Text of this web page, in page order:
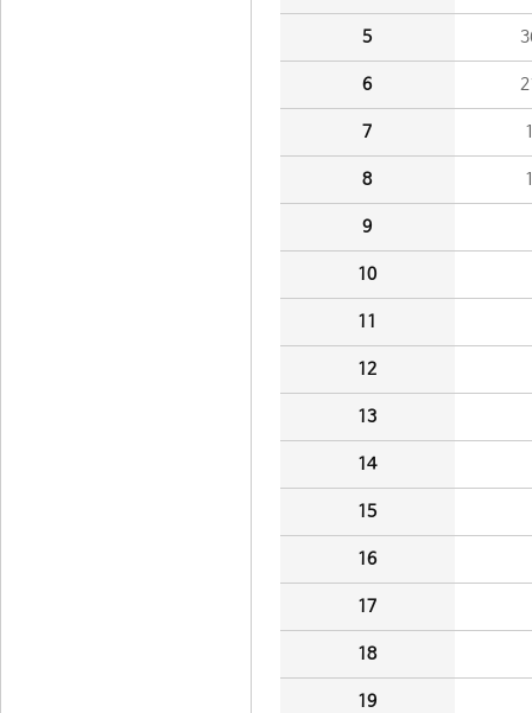
5
6
7
8
9
10
11
12
13
14
15
16
17
18
19